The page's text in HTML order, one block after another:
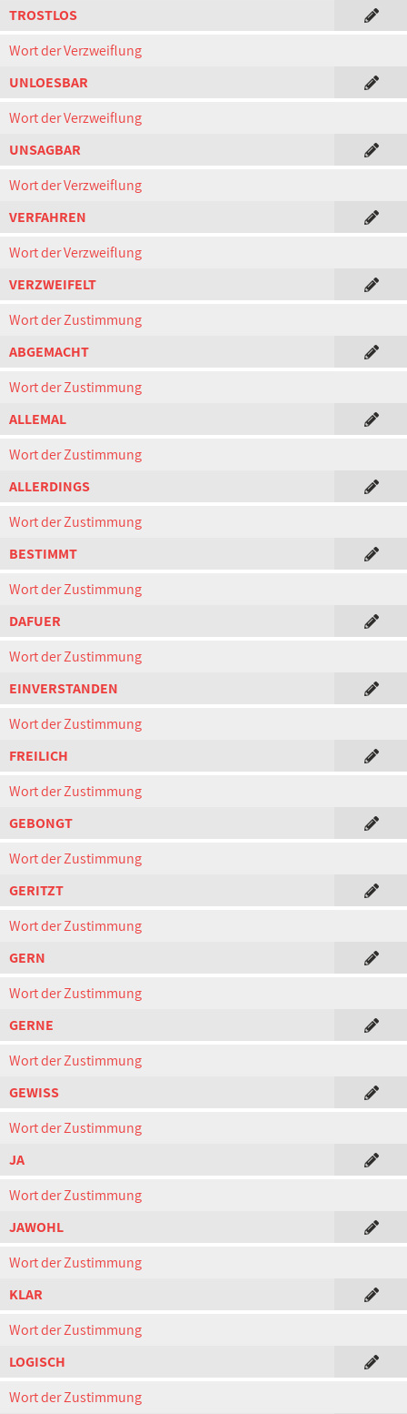
TROSTLOS
Wort der Verzweiflung
UNLOESBAR
Wort der Verzweiflung
UNSAGBAR
Wort der Verzweiflung
VERFAHREN
Wort der Verzweiflung
VERZWEIFELT
Wort der Zustimmung
ABGEMACHT
Wort der Zustimmung
ALLEMAL
Wort der Zustimmung
ALLERDINGS
Wort der Zustimmung
BESTIMMT
Wort der Zustimmung
DAFUER
Wort der Zustimmung
EINVERSTANDEN
Wort der Zustimmung
FREILICH
Wort der Zustimmung
GEBONGT
Wort der Zustimmung
GERITZT
Wort der Zustimmung
GERN
Wort der Zustimmung
GERNE
Wort der Zustimmung
GEWISS
Wort der Zustimmung
JA
Wort der Zustimmung
JAWOHL
Wort der Zustimmung
KLAR
Wort der Zustimmung
LOGISCH
Wort der Zustimmung